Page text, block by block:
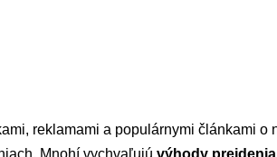
reklamami a populárnymi článkami o
Mnohí vychvaľujú výhody